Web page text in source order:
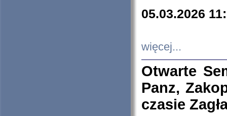
05.03.2026
więcej...
Otwarte
Panz,
czasie